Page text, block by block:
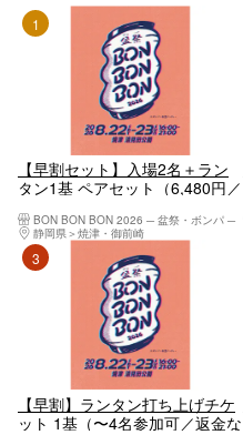
【早割セット】入場2名＋ラン
タン1基 ペアセット（6,480円／
BON BON BON 2026 ─ 盆祭・ボンパ ─
静岡県
焼津・御前崎
【早割】ランタン打ち上げチケ
ット 1基（〜4名参加可／返金な